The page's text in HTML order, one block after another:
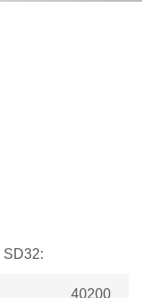
SD32:
40200